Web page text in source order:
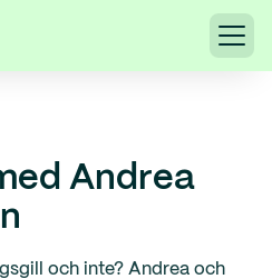
Andrea
och inte? Andrea och